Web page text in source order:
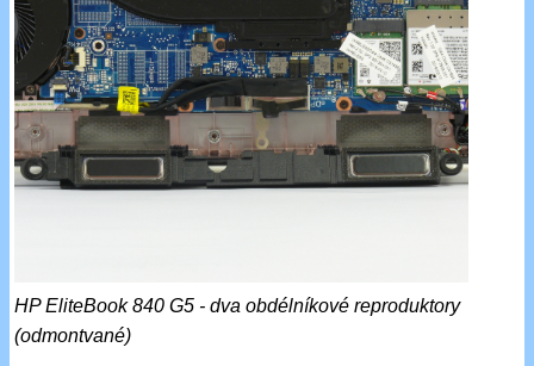
HP EliteBook 840 G5 - dva obdélníkové reproduktory
(odmontvané)